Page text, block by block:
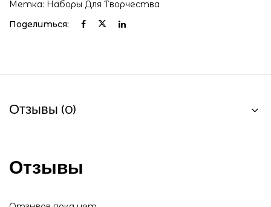
Метка: Наборы Для Творчества
Поделиться:
Отзывы (0)
Отзывы